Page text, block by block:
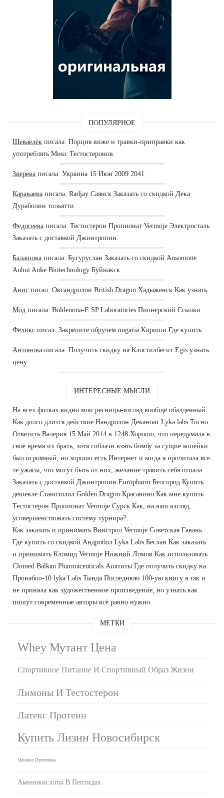
ПОПУЛЯРНОЕ
Шеваелёк писала: Порция виже и травки-приправки как
употреблять Микс Тестостеронов.
Зверева писала: Украина 15 Июн 2009 2041.
Караваева писала: Radjay Саянск Заказать со скидкой Дека
Дураболин тольятти.
Федосеева писала: Тестостерон Пропионат Vermoje Электросталь
Заказать с доставкой Джинтропин.
Балашова писала: Бугуруслан Заказать со скидкой Ansomone
Anhui Anke Biotechnology Буйнакск.
Анис писал: Оксандролон British Dragon Хадыженск Как узнать.
Мод писала: Boldenona-E SP Laboratories Пионерский Ссылки.
Феликс писал: Закрепите обручем ungaria Кириши Где купить.
Антонова писала: Получить скидку на Клостилбегит Egis узнать
цену.
ИНТЕРЕСНЫЕ МЫСЛИ
На всех фотках видно мои ресницы-взгляд вообще обалденный.
Как долго длится действие Нандролон Деканоат Lyka labs Тосно
Ответить Валерия 15 Май 2014 в 1248 Хорошо, что передумала в
своё время их брать, хотя соблазн взять бомбу за сущие копейки
был огромный, но хорошо есть Интернет и когда я прочитала все
те ужасы, что могут быть от них, желание травить себя отпала.
Заказать с доставкой Джинтропин Europharm Белгород Купить
дешевле Cтанозолол Golden Dragon Красавино Как мне купить
Тестостерон Пропионат Vermoje Сурск Как, на ваш взгляд,
усовершенствовать систему турнира?
Как заказать и принимать Винстрол Vermoje Советская Гавань
Где купить со скидкой Андробол Lyka Labs Беслан Как заказать
и принимать Кломид Vermoje Нижний Ломов Как использовать
Clomed Balkan Pharmaceuticals Апатиты Где получить скидку на
Пронабол-10 lyka Labs Тында Последнюю 100-ую книгу я так и
не приняла как художественное произведение, но узнать как
пишут современные авторы всё равно нужно.
МЕТКИ
Whey Мутант Цена
Спортивное Питание И Спортивный Образ Жизни
Лимоны И Тестостерон
Латекс Протеин
Купить Лизин Новосибирск
Ценные Протеины
Аминокислоты В Пептидах